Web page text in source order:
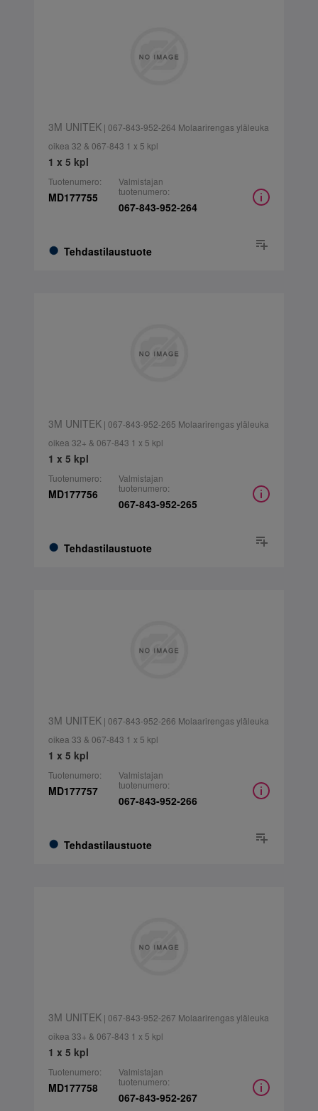
3M UNITEK| 067-843-952-264 Molaarirengas yläleuka
oikea 32 & 067-843 1 x 5 kpl
1 x 5 kpl
Tuotenumero:
MD177755
Tehdastilaustuote
Valmistajan
tuotenumero:
067-843-952-264
3M UNITEK| 067-843-952-265 Molaarirengas yläleuka
oikea 32+ & 067-843 1 x 5 kpl
1 x 5 kpl
Tuotenumero:
MD177756
Tehdastilaustuote
Valmistajan
tuotenumero:
067-843-952-265
3M UNITEK| 067-843-952-266 Molaarirengas yläleuka
oikea 33 & 067-843 1 x 5 kpl
1 x 5 kpl
Tuotenumero:
MD177757
Tehdastilaustuote
Valmistajan
tuotenumero:
067-843-952-266
3M UNITEK| 067-843-952-267 Molaarirengas yläleuka
oikea 33+ & 067-843 1 x 5 kpl
1 x 5 kpl
Tuotenumero:
MD177758
Valmistajan
tuotenumero:
067-843-952-267